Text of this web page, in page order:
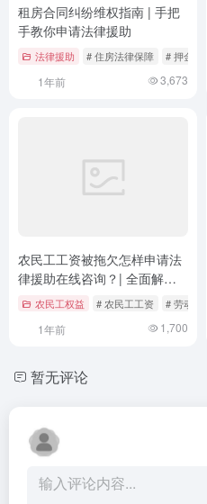
租房合同纠纷维权指南 | 手把
手教你申请法律援助
法律援助 # 住房法律保障 # 押金维权
1年前 3,673
农民工工资被拖欠怎样申请法
律援助在线咨询？| 全面解析
维权路径与法律支持
农民工权益 # 农民工工资 # 劳动法
1年前 1,700
暂无评论